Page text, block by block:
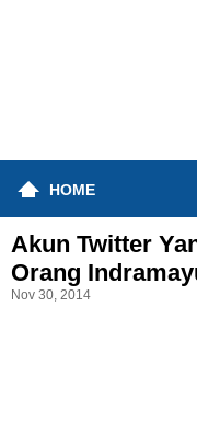
HOME
Akun Twitter
Orang
Nov 30, 2014